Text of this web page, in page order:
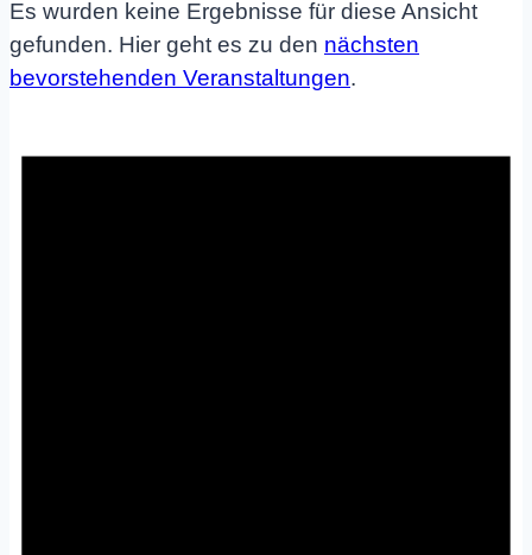
Es wurden keine Ergebnisse für diese Ansicht
gefunden. Hier geht es zu den nächsten
bevorstehenden Veranstaltungen.